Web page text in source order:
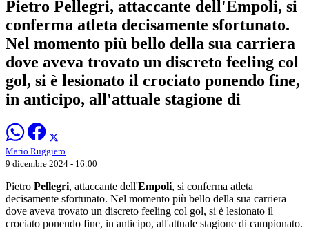
Pietro Pellegri, attaccante dell'Empoli, si
conferma atleta decisamente sfortunato.
Nel momento più bello della sua carriera
dove aveva trovato un discreto feeling col
gol, si è lesionato il crociato ponendo fine,
in anticipo, all'attuale stagione di
Mario Ruggiero
9 dicembre 2024 - 16:00
Pietro Pellegri, attaccante dell'Empoli, si conferma atleta
decisamente sfortunato. Nel momento più bello della sua carriera
dove aveva trovato un discreto feeling col gol, si è lesionato il
crociato ponendo fine, in anticipo, all'attuale stagione di campionato.